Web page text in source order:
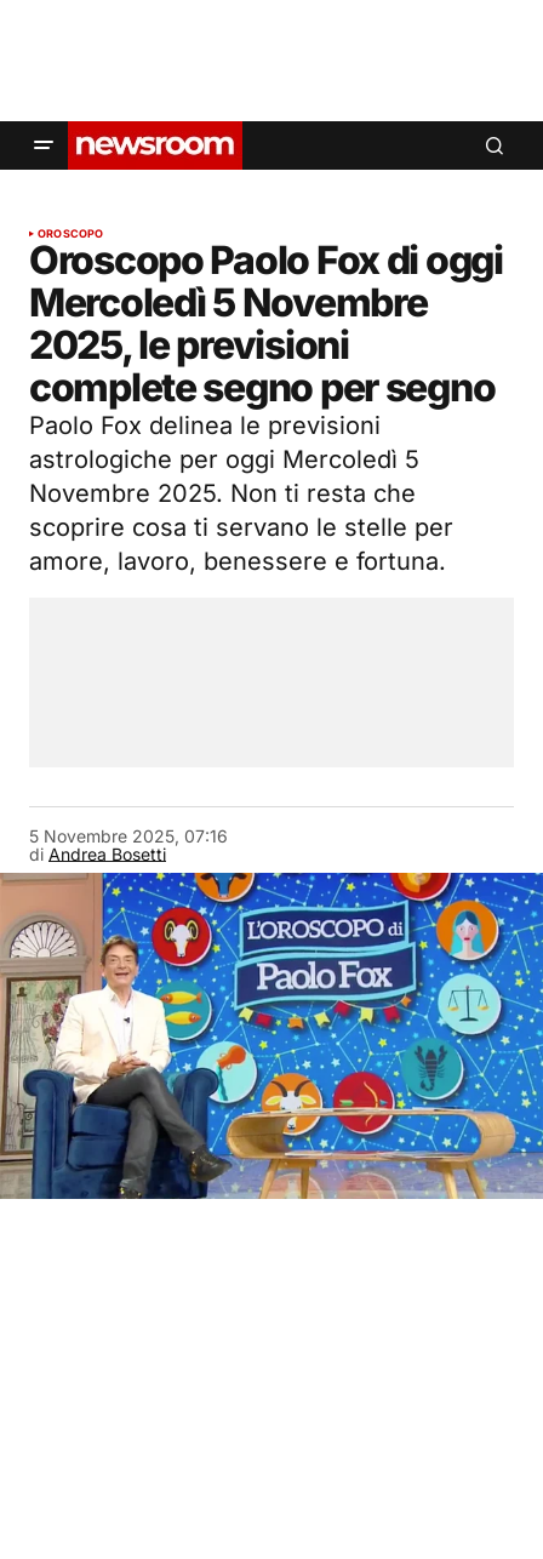
OROSCOPO
Oroscopo Paolo Fox di oggi
Mercoledì 5 Novembre
2025, le previsioni
complete segno per segno
Paolo Fox delinea le previsioni
astrologiche per oggi Mercoledì 5
Novembre 2025. Non ti resta che
scoprire cosa ti servano le stelle per
amore, lavoro, benessere e fortuna.
di Andrea Bosetti
5 Novembre 2025, 07:16